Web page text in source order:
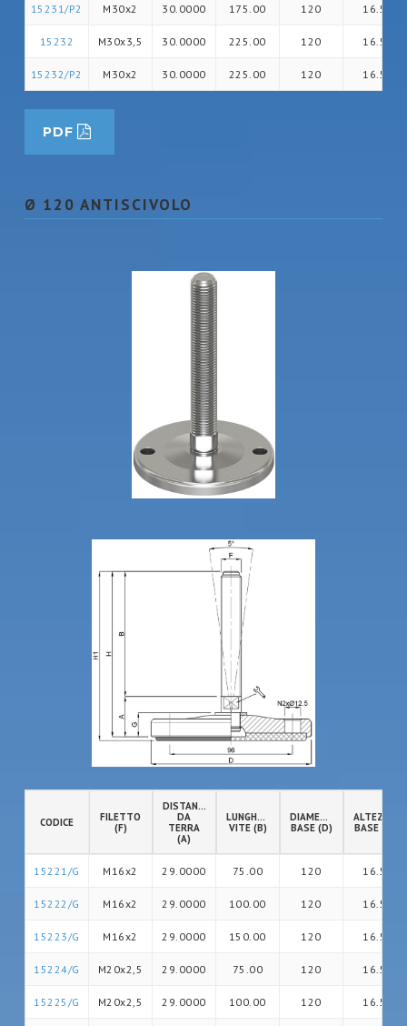
15231/P2 M30x2 30.0000 175.00 120 16.5
15232 M30x3,5 30.0000 225.00 120 16.5
15232/P2 M30x2 30.0000 225.00 120 16.5
PDF
Ø 120 ANTISCIVOLO
CODICE
FILETTO
(F)
DISTANZA
DA
TERRA
(A)
LUNGHEZZA
VITE (B)
DIAMETRO
BASE (D)
ALTEZZA
BASE (G)
15221/G M16x2 29.0000 75.00 120 16.5
15222/G M16x2 29.0000 100.00 120 16.5
15223/G M16x2 29.0000 150.00 120 16.5
15224/G M20x2,5 29.0000 75.00 120 16.5
15225/G M20x2,5 29.0000 100.00 120 16.5